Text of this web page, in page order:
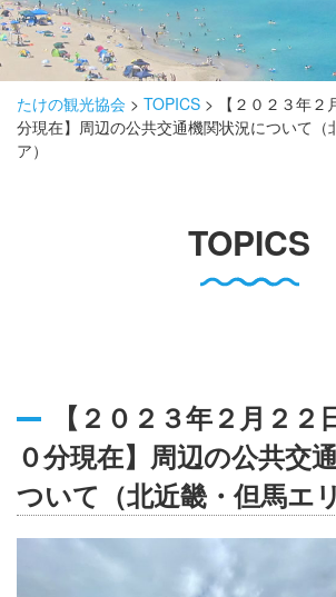
泊まる
おみやげ
グルメ
たけの観光協会 > TOPICS >
【２０２３年
分現在】周辺の公共交通機関状況について（
ア）
TOPICS
【２０２３年２月２２
０分現在】周辺の公共交
ついて（北近畿・但馬エ